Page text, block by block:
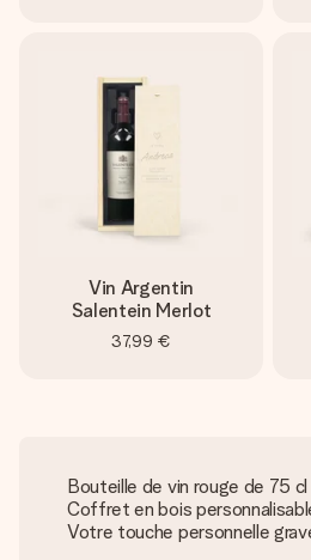
Vin Argentin
Salentein Merlot
37,99 €
Bouteille de vin rouge de 75 cl
Coffret en bois
Votre touche personnelle